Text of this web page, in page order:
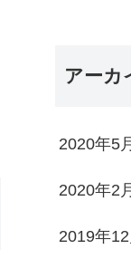
アーカ
2020年5月
2020年2月
2019年12